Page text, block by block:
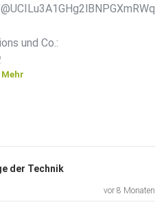
und Co.:
von der Podcastbude.
und Hosting.
Mehr
der Technik
vor 8 Monaten